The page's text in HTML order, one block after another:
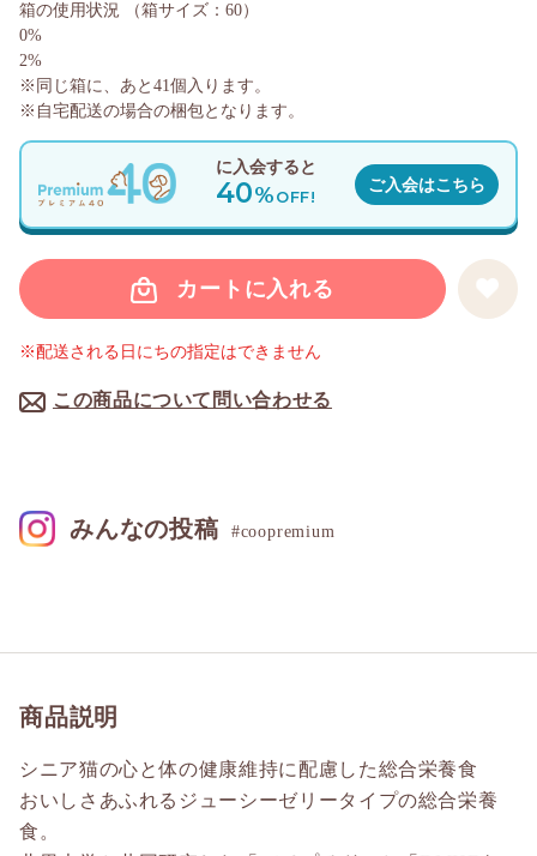
カートに入れる
この商品について問い合わせる
※配送される日にちの指定はできません
に入会すると
40%OFF!
ご入会はこちら
箱の使用状況
（箱サイズ：60）
0%
2%
※同じ箱に、あと 41個入ります。
※自宅配送の場合の梱包となります。
商品説明
シニア猫の心と体の健康維持に配慮した総合栄養食
おいしさあふれるジューシーゼリータイプの総合栄養
食。
みんなの投稿 #coopremium